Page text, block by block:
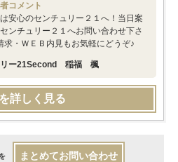
コメント
安心のセンチュリー２１へ！当日案
ンチュリー２１へお問い合わせ下さ
求・ＷＥＢ内見もお気軽にどうぞ♪
リー21Second 稲福 楓
詳しく見る
まとめてお問い合わせ